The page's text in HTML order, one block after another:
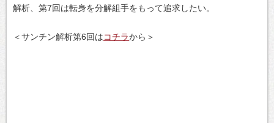
解析、第7回は転身を分解組手をもって追求したい。
＜サンチン解析第6回はコチラから＞